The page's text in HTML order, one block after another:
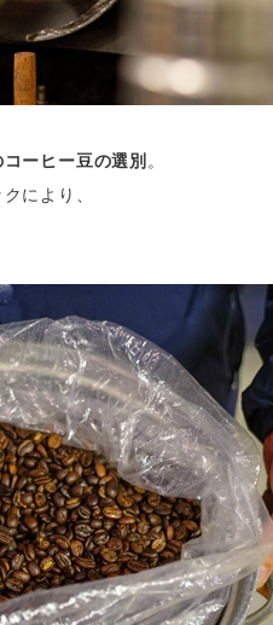
ーヒー豆の選別 。
により、